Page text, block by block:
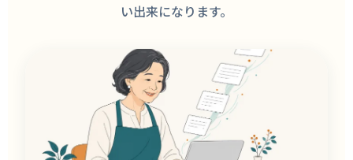
い出来になります。